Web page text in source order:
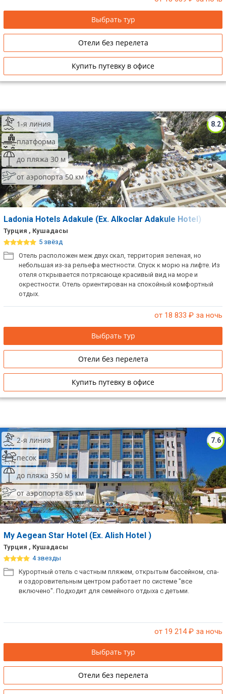
Выбрать тур
Отели без перелета
Купить путевку в офисе
8.2
1-я линия
платформа
до пляжа 30 м
от аэропорта 50 км
Ladonia Hotels Adakule (Ex. Alkoclar Adakule Hotel)
Турция , Кушадасы
5 звёзд
Отель расположен меж двух скал, территория зеленая, но
небольшая из-за рельефа местности. Спуск к морю на лифте. Из
отеля открывается потрясающе красивый вид на море и
окрестности. Отель ориентирован на спокойный комфортный
отдых.
от 18 833 ₽ за ночь
Выбрать тур
Отели без перелета
Купить путевку в офисе
7.6
2-я линия
песок
до пляжа 350 м
от аэропорта 85 км
My Aegean Star Hotel (Ex. Alish Hotel )
Турция , Кушадасы
4 звезды
Курортный отель с частным пляжем, открытым бассейном, спа-
и оздоровительным центром работает по системе "все
включено". Подходит для семейного отдыха с детьми.
от 19 214₽ за ночь
Выбрать тур
Отели без перелета